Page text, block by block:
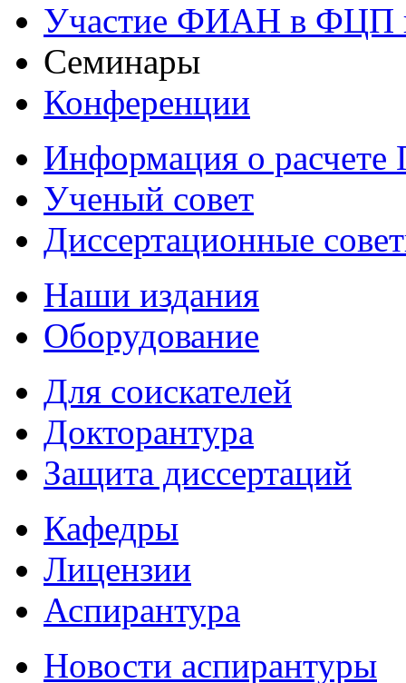
Участие ФИАН в ФЦП
Семинары
Конференции
Информация о
Ученый совет
Диссертационные
Наши издания
Оборудование
Для соискателей
Докторантура
Защита диссертаций
Кафедры
Лицензии
Аспирантура
Новости аспирантуры